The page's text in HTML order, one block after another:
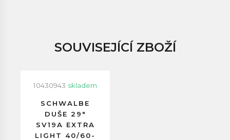
SOUVISEJÍCÍ ZBOŽÍ
10430943 skladem
SCHWALBE
DUŠE 29"
SV19A EXTRA
LIGHT 40/60-